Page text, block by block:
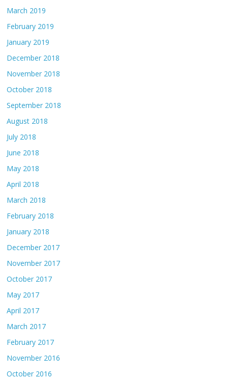
March 2019
February 2019
January 2019
December 2018
November 2018
October 2018
September 2018
August 2018
July 2018
June 2018
May 2018
April 2018
March 2018
February 2018
January 2018
December 2017
November 2017
October 2017
May 2017
April 2017
March 2017
February 2017
November 2016
October 2016